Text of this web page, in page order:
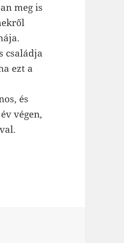
meg is
családja
ezt a
és
végen,